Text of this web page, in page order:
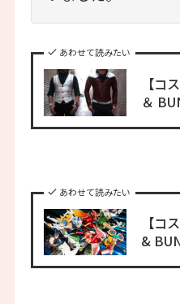
あわせて読みたい
【コ
＆
あわせて読みたい
【コ
&